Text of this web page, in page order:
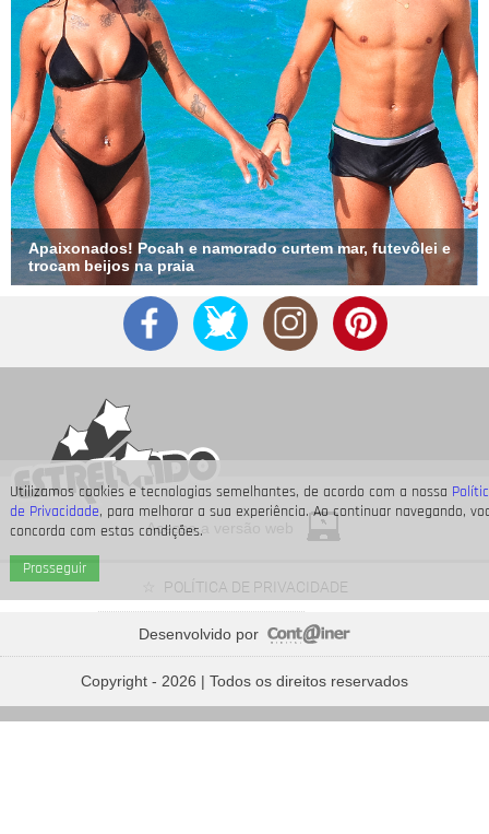
Utilizamos cookies e tecnologias semelhantes, de acordo com a nossa
de Privacidade, para melhorar a sua experiência. Ao continuar navegando,
concorda com estas condições.
Prosseguir
Apaixonados! Pocah e namorado curtem mar, futevôlei e
trocam beijos na praia
personagens deQuem Ama Cuidaestão
Acesse a versão web
POLÍTICA DE PRIVACIDADE
Desenvolvido por
Copyright - 2026 | Todos os direitos reservados